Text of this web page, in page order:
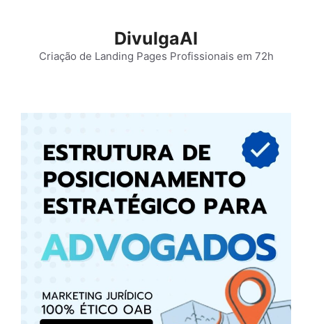
conteúdo
DivulgaAI
Criação de Landing Pages Profissionais em 72h